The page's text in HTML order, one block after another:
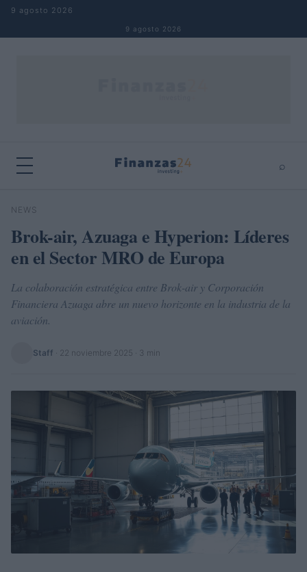
Saltar al contenido
9 agosto 2026
9 agosto 2026
⌕
Buscar
NEWS
Brok-air, Azuaga e Hyperion: Líderes
en el Sector MRO de Europa
La colaboración estratégica entre Brok-air y Corporación
Financiera Azuaga abre un nuevo horizonte en la industria de la
aviación.
Staff 22 noviembre 2025 · 3 min